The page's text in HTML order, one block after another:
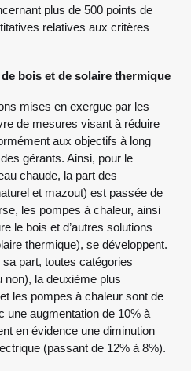
plus de 500 points de
relatives aux critères
bois et de solaire thermique
mises en exergue par les
de mesures visant à réduire
aux objectifs à long
gérants. Ainsi, pour le
chaude, la part des
et mazout) est passée de
les pompes à chaleur, ainsi
le bois et d’autres solutions
thermique), se développent.
part, toutes catégories
non), la deuxième plus
les pompes à chaleur sont de
une augmentation de 10% à
en évidence une diminution
(passant de 12% à 8%).